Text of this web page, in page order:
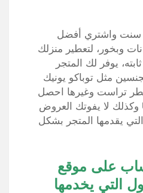
سنت واشتري أفضل
وبخور، لتعطير منزلك
يوفر لك المتجر
مثل توباكو يونيك
تراست وغيرها احصل
على سعر عطر Unique وكذلك لا يفوتك العروض
يقدمها المتجر بشكل
على موقع
التي يخدمها